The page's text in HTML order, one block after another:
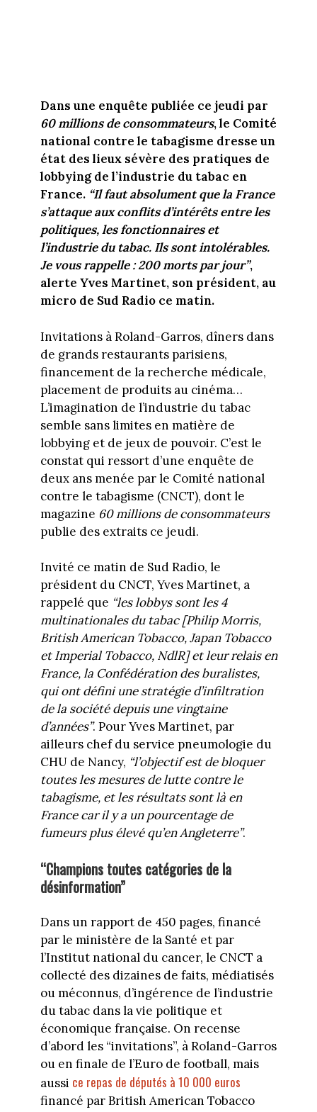
Dans une enquête publiée ce jeudi par
60 millions de consommateurs, le Comité
national contre le tabagisme dresse un
état des lieux sévère des pratiques de
lobbying de l’industrie du tabac en
France. “Il faut absolument que la France
s’attaque aux conflits d’intérêts entre les
politiques, les fonctionnaires et
l’industrie du tabac. Ils sont intolérables.
Je vous rappelle : 200 morts par jour”,
alerte Yves Martinet, son président, au
micro de Sud Radio ce matin.
Invitations à Roland-Garros, dîners dans
de grands restaurants parisiens,
financement de la recherche médicale,
placement de produits au cinéma…
L’imagination de l’industrie du tabac
semble sans limites en matière de
lobbying et de jeux de pouvoir. C’est le
constat qui ressort d’une enquête de
deux ans menée par le Comité national
contre le tabagisme (CNCT), dont le
magazine 60 millions de consommateurs
publie des extraits ce jeudi.
Invité ce matin de Sud Radio, le
président du CNCT, Yves Martinet, a
rappelé que “les lobbys sont les 4
multinationales du tabac [Philip Morris,
British American Tobacco, Japan Tobacco
et Imperial Tobacco, NdlR] et leur relais en
France, la Confédération des buralistes,
qui ont défini une stratégie d’infiltration
de la société depuis une vingtaine
d’années”. Pour Yves Martinet, par
ailleurs chef du service pneumologie du
CHU de Nancy, “l’objectif est de bloquer
toutes les mesures de lutte contre le
tabagisme, et les résultats sont là en
France car il y a un pourcentage de
fumeurs plus élevé qu’en Angleterre”.
“Champions toutes catégories de la
désinformation”
Dans un rapport de 450 pages, financé
par le ministère de la Santé et par
l’Institut national du cancer, le CNCT a
collecté des dizaines de faits, médiatisés
ou méconnus, d’ingérence de l’industrie
du tabac dans la vie politique et
économique française. On recense
d’abord les “invitations”, à Roland-Garros
ou en finale de l’Euro de football, mais
aussi ce repas de députés à 10 000 euros
financé par British American Tobacco